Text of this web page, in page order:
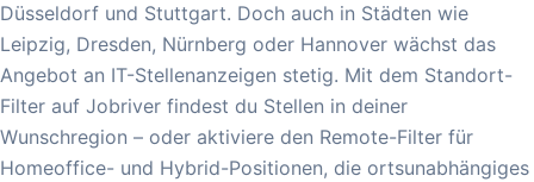
Düsseldorf und Stuttgart. Doch auch in Städten wie
Leipzig, Dresden, Nürnberg oder Hannover wächst das
Angebot an IT-Stellenanzeigen stetig. Mit dem Standort-
Filter auf Jobriver findest du Stellen in deiner
Wunschregion – oder aktiviere den Remote-Filter für
Homeoffice- und Hybrid-Positionen, die ortsunabhängiges